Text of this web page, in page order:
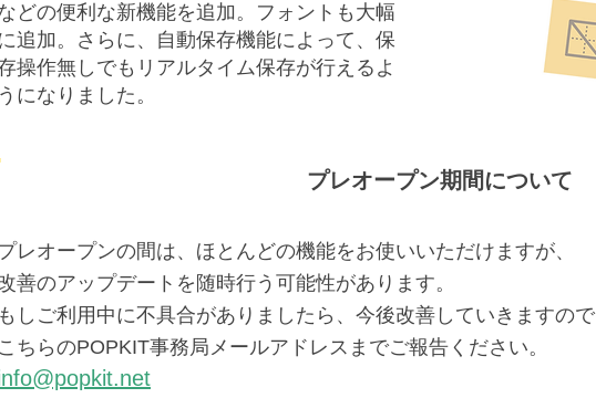
どの便利な新機能を追加。フォントも大幅
追加。さらに、自動保存機能によって、保
操作無しでもリアルタイム保存が行えるよ
うになりました。
プレオープン期間について
レオープンの間は、ほとんどの機能をお使いいただけますが、
善のアップデートを随時行う可能性があります。
もしご利用中に不具合がありましたら、今後改善していきますので
こちらのPOPKIT事務局メールアドレスまでご報告ください。